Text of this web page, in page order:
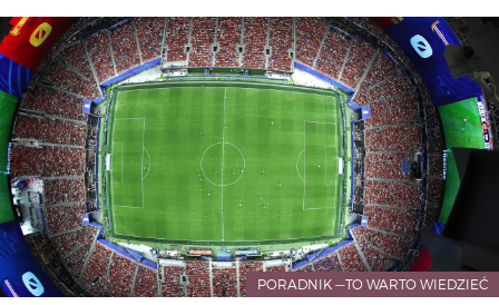
PORADNIK —TO WARTO WIEDZIEĆ